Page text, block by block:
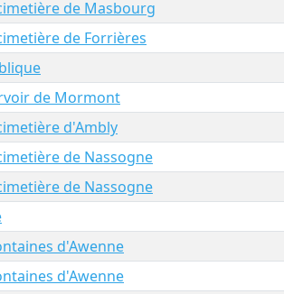
de Masbourg
de Forrières
de Mormont
d'Ambly
de Nassogne
de Nassogne
d'Awenne
d'Awenne